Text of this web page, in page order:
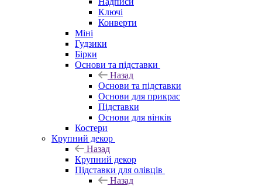
Ключі
Конверти
Міні
Гудзики
Бірки
Основи та підставки
Назад
Основи та підставки
Основи для прикрас
Підставки
Основи для вінків
Костери
Крупний декор
Назад
Крупний декор
Підставки для олівців
Назад